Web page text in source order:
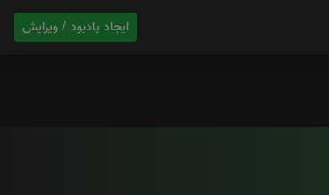
ایجاد یادبود / ویرایش